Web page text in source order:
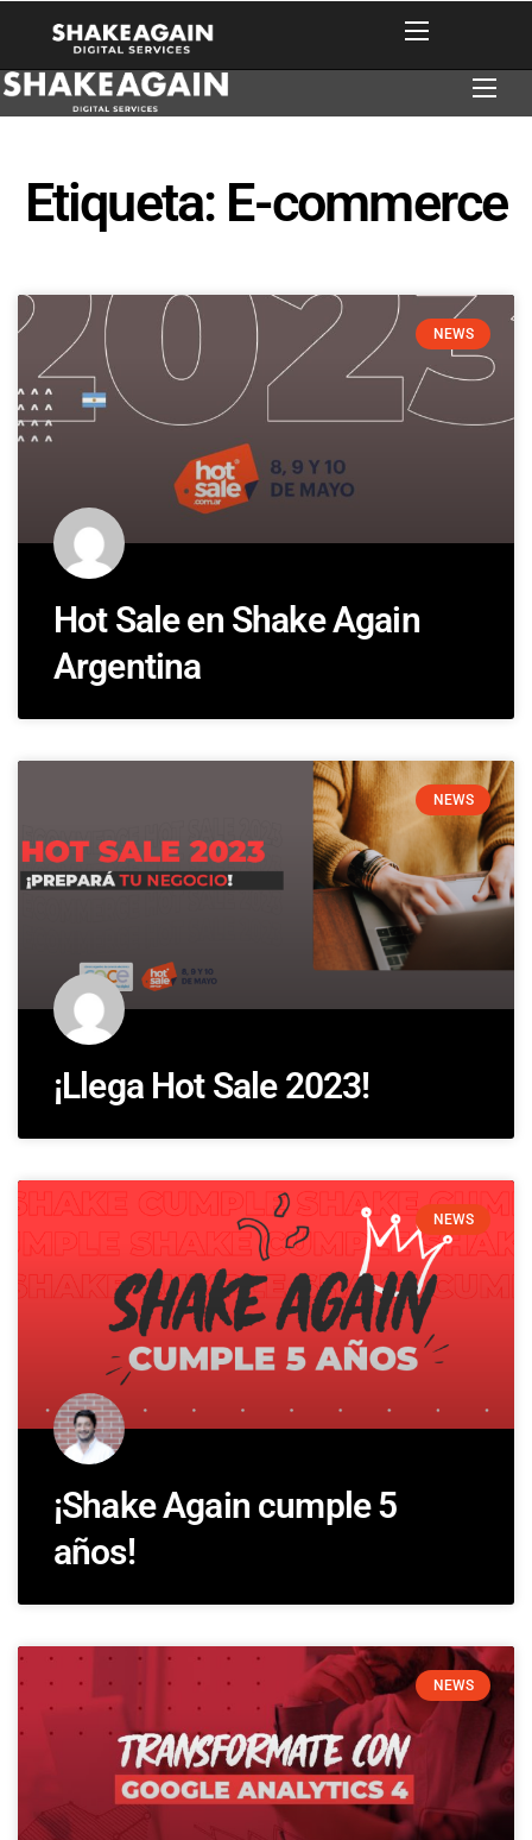
Etiqueta: E-commerce
NEWS
Hot Sale en Shake Again
Argentina
NEWS
¡Llega Hot Sale 2023!
NEWS
¡Shake Again cumple 5
años!
NEWS